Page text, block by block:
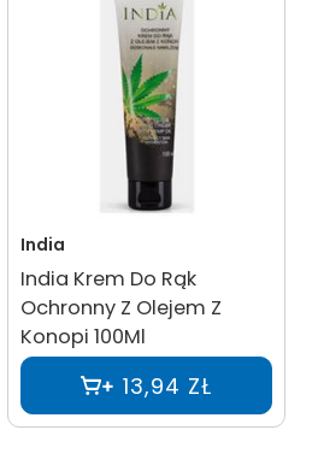
India
India Krem Do Rąk
Ochronny Z Olejem Z
Konopi 100Ml
13,94 ZŁ